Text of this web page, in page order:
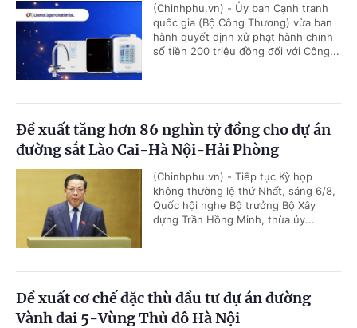
(Chinhphu.vn) - Ủy ban Cạnh tranh
quốc gia (Bộ Công Thương) vừa ban
hành quyết định xử phạt hành chính
số tiền 200 triệu đồng đối với Công...
Đề xuất tăng hơn 86 nghìn tỷ đồng cho dự án
đường sắt Lào Cai-Hà Nội-Hải Phòng
(Chinhphu.vn) - Tiếp tục Kỳ họp
không thường lệ thứ Nhất, sáng 6/8,
Quốc hội nghe Bộ trưởng Bộ Xây
dựng Trần Hồng Minh, thừa ủy...
Đề xuất cơ chế đặc thù đầu tư dự án đường
Vành đai 5-Vùng Thủ đô Hà Nội